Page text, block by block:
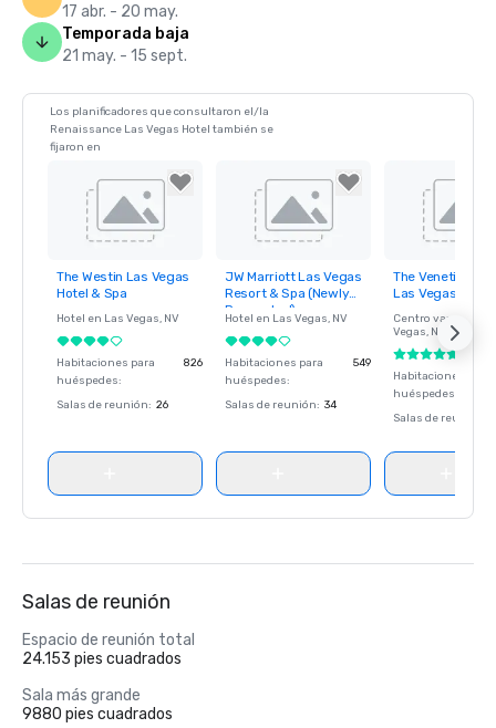
17 abr. - 20 may.
Temporada baja
21 may. - 15 sept.
Los planificadores que consultaron el/la
Renaissance Las Vegas Hotel también se
fijaron en
Removed from
favorites
The Westin Las Vegas
Hotel & Spa
Hotel en Las Vegas, NV
Habitaciones para
huéspedes:
826
Salas de reunión: 26
Removed from
favorites
JW Marriott Las Vegas
Resort & Spa (Newly
Renovated)
Hotel en Las Vegas, NV
Habitaciones para
huéspedes:
549
Salas de reunión: 34
Removed
favorites
The Venetian
Las Vegas
Centro vacacional
Vegas, NV
Habitaciones para
huéspedes
Salas de reunión
Salas de reunión
Espacio de reunión total
24.153 pies cuadrados
Sala más grande
9880 pies cuadrados